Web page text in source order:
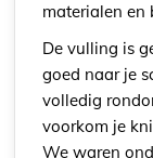
materialen en
De vulling is
goed naar je
volledig
voorkom je
We waren